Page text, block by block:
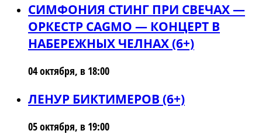
СИМФОНИЯ СТИНГ ПРИ СВЕЧАХ —
ОРКЕСТР CAGMO — КОНЦЕРТ В
НАБЕРЕЖНЫХ ЧЕЛНАХ (6+)
04 октября, в 18:00
ЛЕНУР БИКТИМЕРОВ (6+)
05 октября, в 19:00